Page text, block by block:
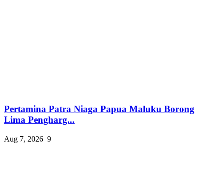
Pertamina Patra Niaga Papua Maluku Borong
Lima Pengharg...
Aug 7, 2026 9